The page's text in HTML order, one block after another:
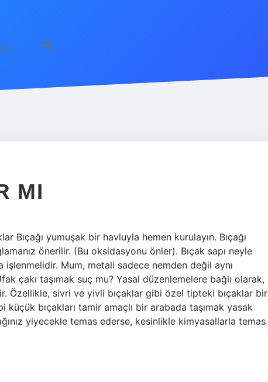
MI
Bıçağı yumuşak bir havluyla hemen kurulayın. Bıçağı
önerilir. (Bu oksidasyonu önler). Bıçak sapı neyle
işlenmelidir. Mum, metali sadece nemden değil aynı
çakı taşımak suç mu? Yasal düzenlemelere bağlı olarak,
Özellikle, sivri ve yivli bıçaklar gibi özel tipteki bıçaklar bir
küçük bıçakları tamir amaçlı bir arabada taşımak yasak
yiyecekle temas ederse, kesinlikle kimyasallarla temas